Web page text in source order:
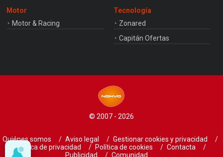
Motor
Motor & Racing
Tecnología
Zonared
Capitán Ofertas
© 2007 - 2026
Quiénes somos Aviso legal
Gestionar cookies y privacidad
Política de privacidad
Política de cookies
Contacta
Publicidad
Comunidad